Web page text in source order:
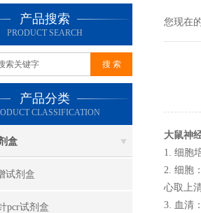
产品搜索
PRODUCT SEARCH
产品分类
CLASSIFICATION
盒
试剂盒
pcr试剂盒
您现在
大鼠神
1. 细胞
2. 细胞
心取上
3. 血清